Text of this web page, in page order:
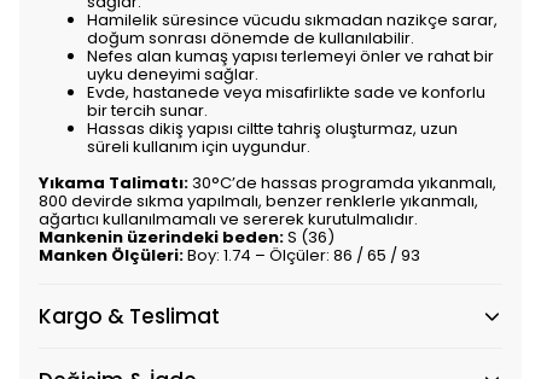
Hamilelik süresince vücudu sıkmadan nazikçe sarar,
doğum sonrası dönemde de kullanılabilir.
Nefes alan kumaş yapısı terlemeyi önler ve rahat bir
uyku deneyimi sağlar.
Evde, hastanede veya misafirlikte sade ve konforlu
bir tercih sunar.
Hassas dikiş yapısı ciltte tahriş oluşturmaz, uzun
süreli kullanım için uygundur.
Yıkama Talimatı:30°C’de hassas programda yıkanmalı,
800 devirde sıkma yapılmalı, benzer renklerle yıkanmalı,
ağartıcı kullanılmamalı ve sererek kurutulmalıdır.
Mankenin üzerindeki beden:S (36)
Manken Ölçüleri:Boy: 1.74 – Ölçüler: 86 / 65 / 93
Kargo & Teslimat